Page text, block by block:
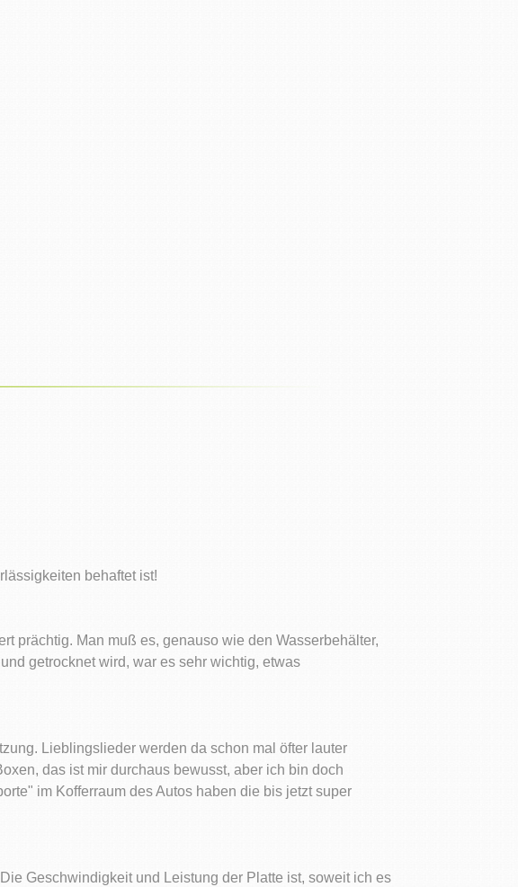
behaftet ist!
prächtig. Man muß es, genauso wie den Wasserbehälter,
getrocknet wird, war es sehr wichtig, etwas
Lieblingslieder werden da schon mal öfter lauter
das ist mir durchaus bewusst, aber ich bin doch
im Kofferraum des Autos haben die bis jetzt super
Geschwindigkeit und Leistung der Platte ist, soweit ich es